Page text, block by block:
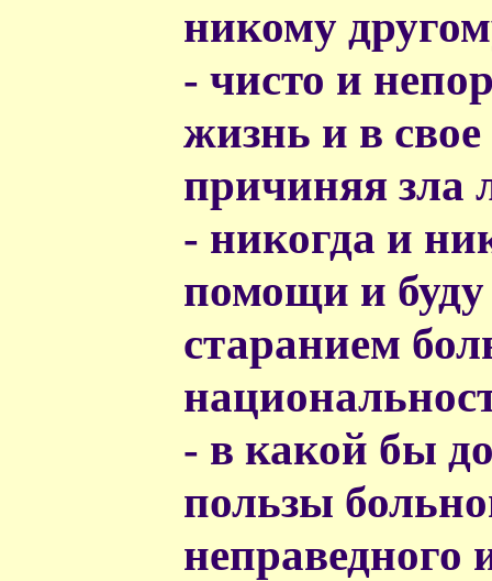
никому
- чисто и
жизнь и в
причиняя зла
- никогда и
помощи и
старанием
- в какой бы
пользы
неправедного